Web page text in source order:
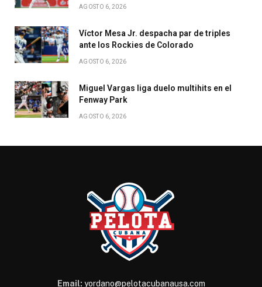
AGOSTO 6, 2026
Víctor Mesa Jr. despacha par de triples
ante los Rockies de Colorado
AGOSTO 6, 2026
Miguel Vargas liga duelo multihits en el
Fenway Park
AGOSTO 6, 2026
Email: yordano@pelotacubanausa.com